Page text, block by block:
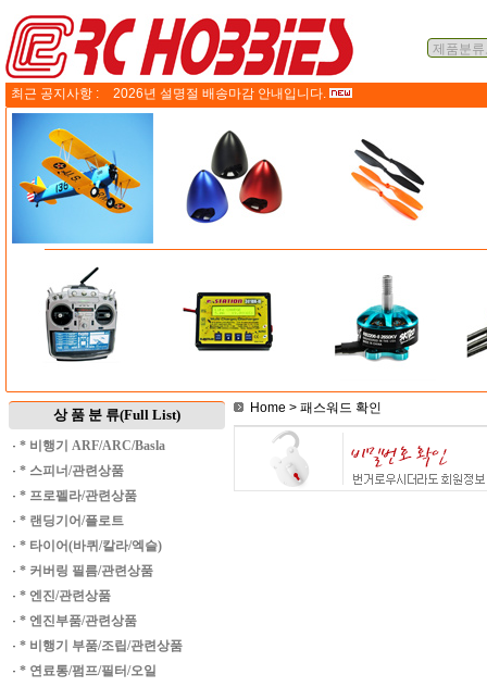
최근 공지사항 : 2026년 설명절 배송마감 안내입니다.
상 품 분 류(Full List)
· * 비행기 ARF/ARC/Basla
· * 스피너/관련상품
· * 프로펠라/관련상품
· * 랜딩기어/플로트
· * 타이어(바퀴/칼라/엑슬)
· * 커버링 필름/관련상품
· * 엔진/관련상품
· * 엔진부품/관련상품
· * 비행기 부품/조립/관련상품
· * 연료통/펌프/필터/오일
Home > 패스워드 확인